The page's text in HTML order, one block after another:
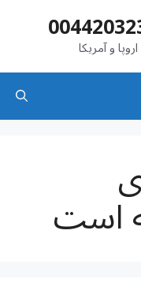
و آمریکا
است